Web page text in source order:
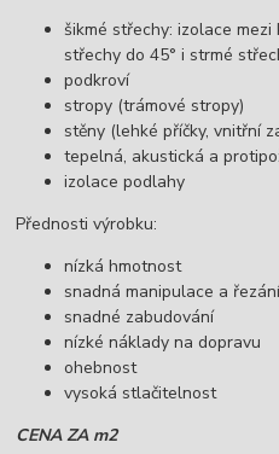
šikmé střechy: izolace mezi
střechy do 45° i strmé
podkroví
stropy (trámové stropy)
stěny (lehké příčky, vnitřní
tepelná, akustická a
izolace podlahy
Přednosti výrobku:
nízká hmotnost
snadná manipulace a
snadné zabudování
nízké náklady na dopravu
ohebnost
vysoká stlačitelnost
CENA ZA m2